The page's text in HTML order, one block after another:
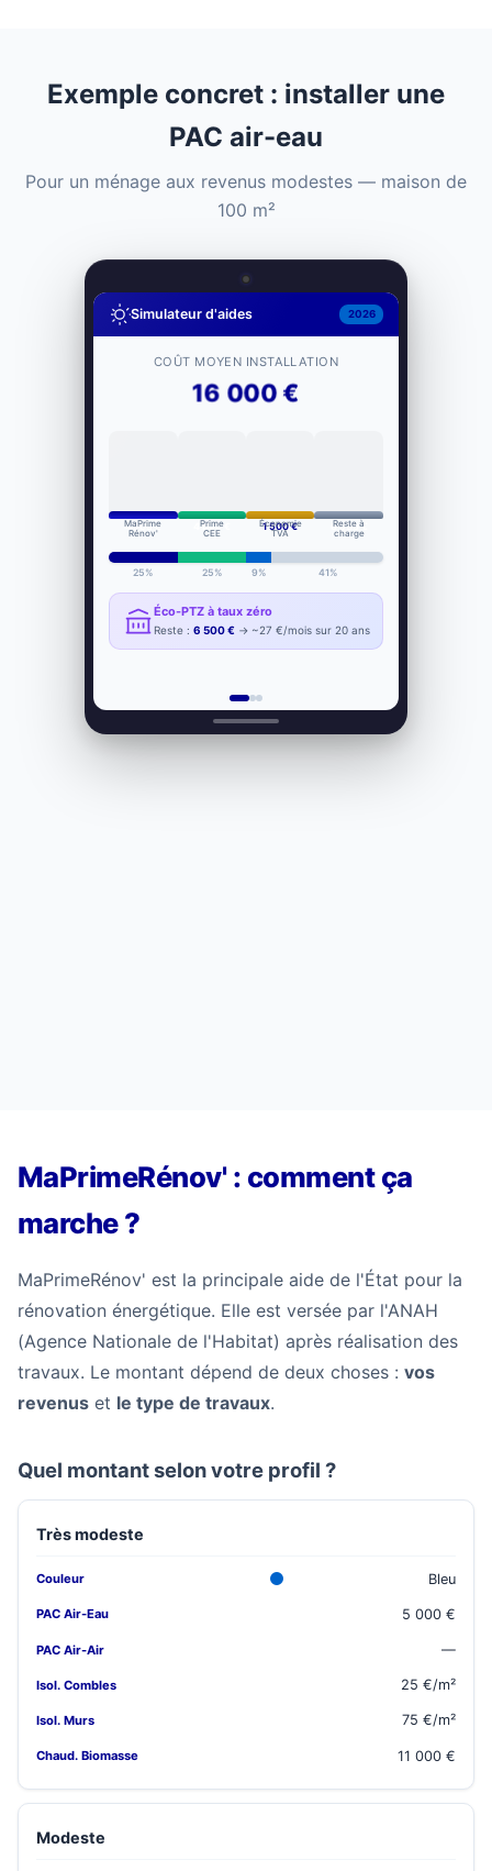
Exemple concret : installer une
PAC air-eau
Pour un ménage aux revenus modestes — maison de
100 m²
Simulateur d'aides 2026
COÛT MOYEN INSTALLATION
16 000 €
4 000 €
MaPrime
Rénov'
4 000 €
Prime
CEE
1 500 €
Économie
TVA
6 500 €
Reste à
charge
25% 25% 9% 41%
Éco-PTZ à taux zéro
Reste : 6 500 € → ~27 €/mois sur 20 ans
MaPrimeRénov' : comment ça
marche ?
MaPrimeRénov' est la principale aide de l'État pour la
rénovation énergétique. Elle est versée par l'ANAH
(Agence Nationale de l'Habitat) après réalisation des
travaux. Le montant dépend de deux choses : vos
revenus et le type de travaux.
Quel montant selon votre profil ?
Très modeste
Bleu
5 000 €
—
25 €/m²
75 €/m²
11 000 €
Modeste